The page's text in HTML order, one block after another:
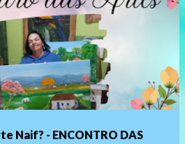
Naif? - ENCONTRO DAS